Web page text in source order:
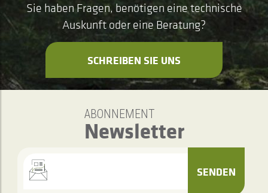
Sie haben Fragen, benötigen eine technische
Auskunft oder eine Beratung?
SCHREIBEN SIE UNS
ABONNEMENT
Newsletter
SENDEN